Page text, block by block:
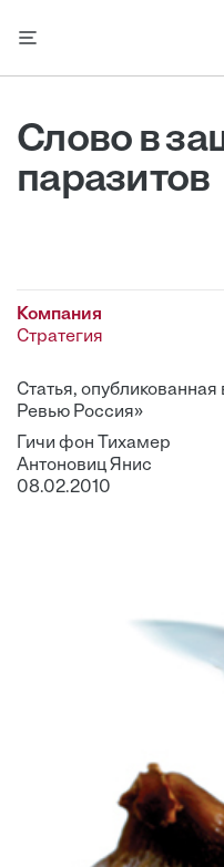
Слово в
паразитов
Компания
Стратегия
Статья,
Ревью Россия»
Гичи фон Тихамер
Антоновиц Янис
08.02.2010